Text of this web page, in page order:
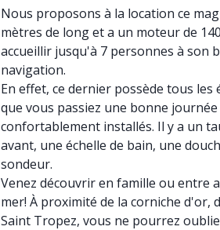
Nous proposons à la location ce
mètres de long et a un moteur de
accueillir jusqu'à 7 personnes à son
navigation.
En effet, ce dernier possède tous
que vous passiez une bonne
confortablement installés. Il y a un
avant, une échelle de bain, une
sondeur.
Venez découvrir en famille ou entre
mer! À proximité de la corniche d'or,
Saint Tropez, vous ne pourrez